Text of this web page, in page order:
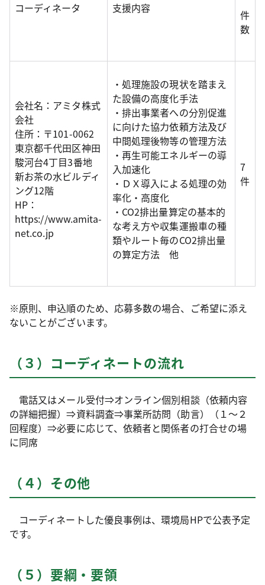
コーディネータ 支援内容
件
数
会社名：アミタ株式
会社
住所：〒101-0062
東京都千代田区神田
駿河台4丁目3番地
新お茶の水ビルディ
ング12階
HP：
https://www.amita-
net.co.jp
・処理施設の現状を踏まえ
た設備の高度化手法
・排出事業者への分別促進
に向けた協力依頼方法及び
中間処理後物等の管理方法
・再生可能エネルギーの導
入加速化
・ＤＸ導入による処理の効
率化・高度化
・CO2排出量算定の基本的
な考え方や収集運搬車の種
類やルート毎のCO2排出量
の算定方法 他
7
件
※原則、申込順のため、応募多数の場合、ご希望に添え
ないことがございます。
（３）コーディネートの流れ
電話又はメール受付⇒オンライン個別相談（依頼内容
の詳細把握）⇒資料調査⇒事業所訪問（助言）（１～２
回程度）⇒必要に応じて、依頼者と関係者の打合せの場
に同席
（４）その他
コーディネートした優良事例は、環境局HPで公表予定
です。
（５）要綱・要領